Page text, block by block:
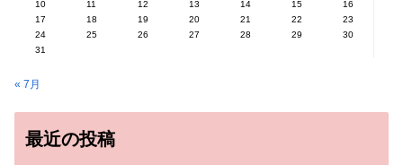
10
11 12 13 14 15
16
17
18 19 20 21 22
23
24
25 26 27 28 29
30
31
« 7月
最近の投稿